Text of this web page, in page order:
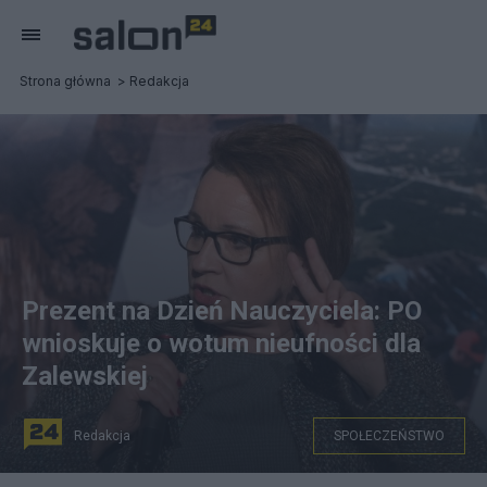
Strona główna Redakcja
Prezent na Dzień Nauczyciela: PO
wnioskuje o wotum nieufności dla
Zalewskiej
Redakcja SPOŁECZEŃSTWO